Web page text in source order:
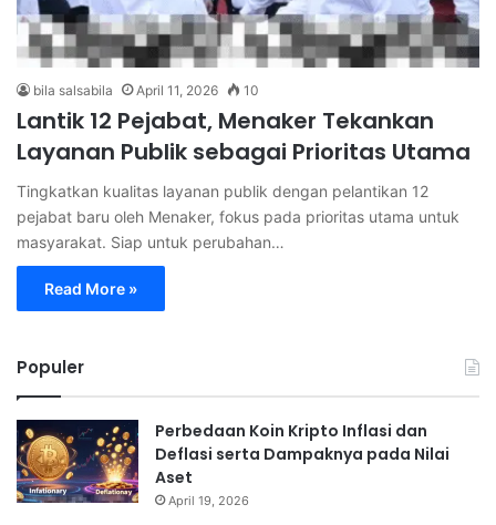
bila salsabila April 11, 2026 10
Lantik 12 Pejabat, Menaker Tekankan
Layanan Publik sebagai Prioritas Utama
Tingkatkan kualitas layanan publik dengan pelantikan 12
pejabat baru oleh Menaker, fokus pada prioritas utama untuk
masyarakat. Siap untuk perubahan…
Read More »
Populer
Perbedaan Koin Kripto Inflasi dan
Deflasi serta Dampaknya pada Nilai
Aset
April 19, 2026